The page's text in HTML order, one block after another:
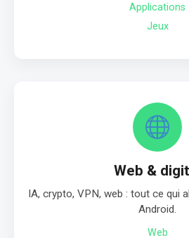
Applications
Jeux
Web &
IA, crypto, VPN, web : tout ce qui
Android.
Web